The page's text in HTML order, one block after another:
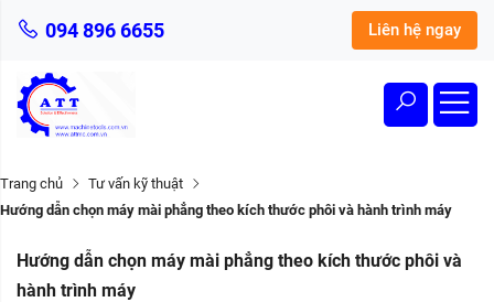
094 896 6655 Liên hệ ngay
Trang chủ
Tư vấn kỹ thuật
Hướng dẫn chọn máy mài phẳng theo kích thước phôi và hành trình máy
Hướng dẫn chọn máy mài phẳng theo kích thước phôi và
hành trình máy